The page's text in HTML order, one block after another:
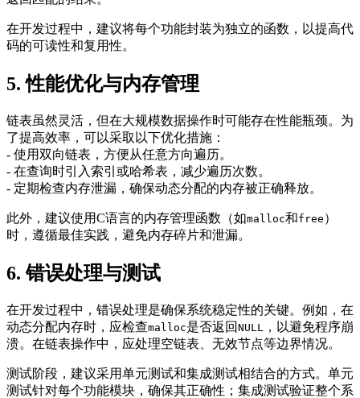
在开发过程中，建议将每个功能封装为独立的函数，以提高代
码的可读性和复用性。
5. 性能优化与内存管理
链表虽然灵活，但在大规模数据操作时可能存在性能瓶颈。为
了提高效率，可以采取以下优化措施：
- 使用双向链表，方便从任意方向遍历。
- 在查询时引入索引或哈希表，减少遍历次数。
- 定期检查内存泄漏，确保动态分配的内存被正确释放。
此外，建议使用C语言的内存管理函数（如malloc和free ）
时，遵循最佳实践，避免内存碎片和泄漏。
6. 错误处理与测试
在开发过程中，错误处理是确保系统稳定性的关键。例如，在
动态分配内存时，应检查malloc是否返回 NULL
，以避免程序崩
溃。在链表操作中，应处理空链表、无效节点等边界情况。
测试阶段，建议采用单元测试和集成测试相结合的方式。单元
测试针对每个功能模块，确保其正确性；集成测试验证整个系